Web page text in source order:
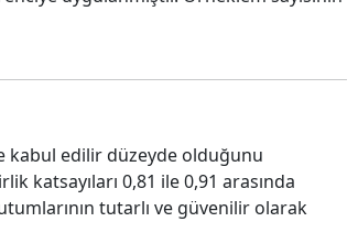
kabul edilir düzeyde olduğunu
katsayıları 0,81 ile 0,91 arasında
tutarlı ve güvenilir olarak